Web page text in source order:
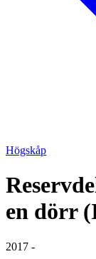
Högskåp
en dörr
2017 -